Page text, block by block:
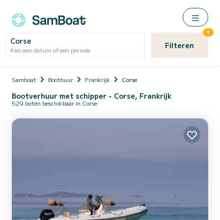
Corse
Kies een datum of een periode Filteren
1
Samboat Boothuur Frankrijk Corse
Bootverhuur met schipper - Corse, Frankrijk
529 boten beschikbaar in Corse